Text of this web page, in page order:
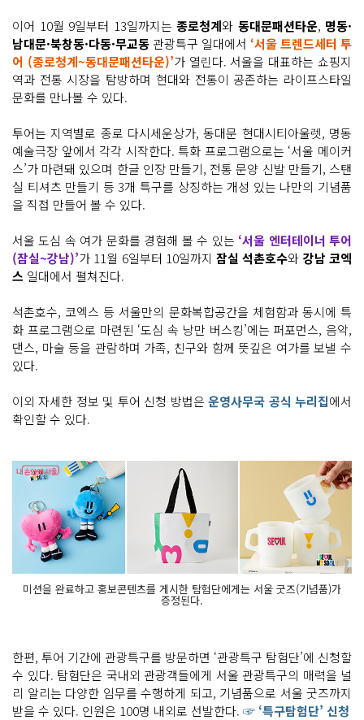
이어 10월 9일부터 13일까지는 종로청계와 동대문패션타운, 명동·
남대문·북창동·다동·무교동 관광특구 일대에서 ‘서울 트렌드세터 투
어 (종로청계~동대문패션타운)’가 열린다. 서울을 대표하는 쇼핑지
역과 전통 시장을 탐방하며 현대와 전통이 공존하는 라이프스타일
문화를 만나볼 수 있다.
투어는 지역별로 종로 다시세운상가, 동대문 현대시티아울렛, 명동
예술극장 앞에서 각각 시작한다. 특화 프로그램으로는 ‘서울 메이커
스’가 마련돼 있으며 한글 인장 만들기, 전통 문양 신발 만들기, 스탠
실 티셔츠 만들기 등 3개 특구를 상징하는 개성 있는 나만의 기념품
을 직접 만들어 볼 수 있다.
서울 도심 속 여가 문화를 경험해 볼 수 있는 ‘서울 엔터테이너 투어
(잠실~강남)’가 11월 6일부터 10일까지잠실 석촌호수와 강남 코엑
스 일대에서 펼쳐진다.
석촌호수, 코엑스 등 서울만의 문화복합공간을 체험함과 동시에 특
화 프로그램으로 마련된 ‘도심 속 낭만 버스킹’에는 퍼포먼스, 음악,
댄스, 마술 등을 관람하며 가족, 친구와 함께 뜻깊은 여가를 보낼 수
있다.
이외 자세한 정보 및 투어 신청 방법은운영사무국 공식 누리집에서
확인할 수 있다.
미션을 완료하고 홍보콘텐츠를 게시한 탐험단에게는 서울 굿즈(기념품)가
증정된다.
한편, 투어 기간에 관광특구를 방문하면 ‘관광특구 탐험단’에 신청할
수 있다. 탐험단은 국내외 관광객들에게 서울 관광특구의 매력을 널
리 알리는 다양한 임무를 수행하게 되고, 기념품으로 서울 굿즈까지
받을 수 있다. 인원은 100명 내외로 선발한다. ☞ ‘특구탐험단’ 신청